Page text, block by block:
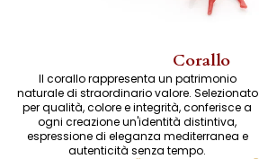
Corallo
Il corallo rappresenta un patrimonio
naturale di straordinario valore. Selezionato
per qualità, colore e integrità, conferisce a
ogni creazione un'identità distintiva,
espressione di eleganza mediterranea e
autenticità senza tempo.